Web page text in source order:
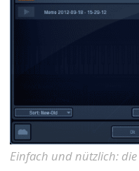
Einfach und nützlich: